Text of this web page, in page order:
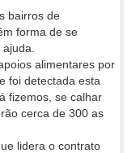
bairros de
forma de se
alimentares por
foi detectada esta
fizemos, se calhar
cerca de 300 as
lidera o contrato